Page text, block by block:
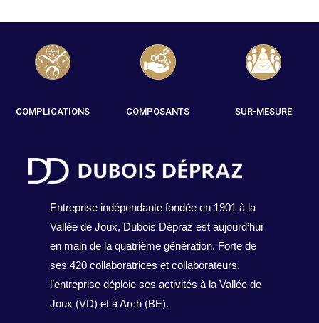
COMPLICATIONS COMPOSANTS SUR-MESURE
Entreprise indépendante fondée en 1901 à la
Vallée de Joux, Dubois Dépraz est aujourd’hui
en main de la quatrième génération. Forte de
ses 420 collaboratrices et collaborateurs,
l’entreprise déploie ses activités à la Vallée de
Joux (VD) et à Arch (BE).